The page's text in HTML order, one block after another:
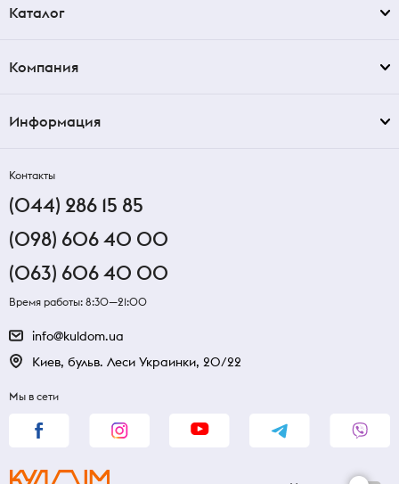
Каталог
Компания
Информация
Контакты
(044) 286 15 85
(098) 606 40 00
(063) 606 40 00
Время работы: 8:30—21:00
info@kuldom.ua
Киев, бульв. Леси Украинки, 20/22
Мы в сети